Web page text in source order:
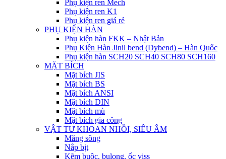
Phụ kiện ren Mech
Phụ kiện ren K1
Phụ kiện ren giá rẻ
PHỤ KIỆN HÀN
Phụ kiện hàn FKK – Nhật Bản
Phụ Kiện Hàn Jinil bend (Dybend) – Hàn Quốc
Phụ kiện hàn SCH20 SCH40 SCH80 SCH160
MẶT BÍCH
Mặt bích JIS
Mặt bích BS
Mặt bích ANSI
Mặt bích DIN
Mặt bích mù
Mặt bích gia công
VẬT TƯ KHOAN NHỒI, SIÊU ÂM
Măng sông
Nắp bịt
Kẽm buộc, bulong, ốc viss